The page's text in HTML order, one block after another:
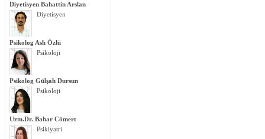
Diyetisyen Bahattin Arslan
Diyetisyen
Psikolog Aslı Özlü
Psikoloji
Psikolog Gülşah Dursun
Psikoloji
Uzm.Dr. Bahar Cömert
Psikiyatri